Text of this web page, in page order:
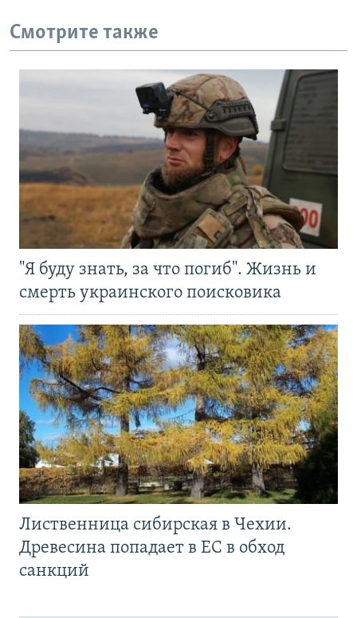
Смотрите также
"Я буду знать, за что погиб". Жизнь и
смерть украинского поисковика
Лиственница сибирская в Чехии.
Древесина попадает в ЕС в обход
санкций